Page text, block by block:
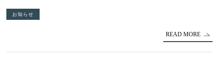
お知らせ
READ MORE